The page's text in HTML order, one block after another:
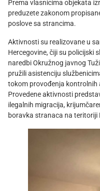
Prema vlasnicima objekata
preduzete zakonom
poslove sa strancima.
Aktivnosti su realizovane u
Hercegovine, čiji su policijski
naredbi Okružnog javnog
pružili asistenciju
tokom provođenja kontrolnih
Provedene aktivnosti
ilegalnih migracija,
boravka stranaca na teritoriji